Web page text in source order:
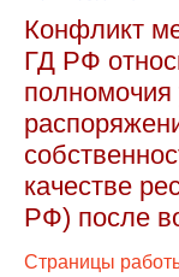
Конфликт
ГД РФ
полномочия
качестве
РФ) после
Страницы